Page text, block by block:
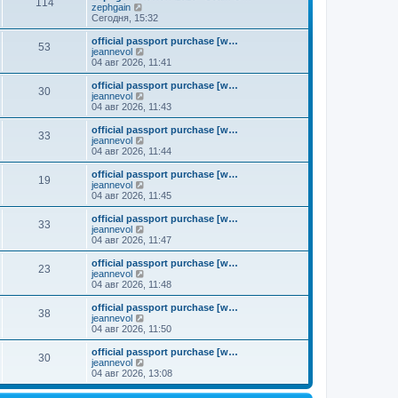
у
с
о
б
щ
е
н
и
н
е
с
о
щ
е
о
с
л
д
н
е
у
с
о
б
щ
е
н
и
114
zephgain
е
р
е
й
и
п
о
с
е
д
н
е
м
у
с
о
о
б
щ
е
н
и
ю
Сегодня, 15:32
53
official passport purchase [w…
jeannevol
е
р
е
й
т
п
о
с
е
н
е
м
с
о
о
щ
е
н
ю
04 авг 2026, 11:41
30
official passport purchase [w…
jeannevol
е
р
е
й
т
п
о
с
е
н
е
м
с
о
о
щ
е
н
ю
04 авг 2026, 11:43
33
official passport purchase [w…
jeannevol
е
р
е
й
т
п
о
с
е
н
е
м
с
о
о
щ
е
н
04 авг 2026, 11:44
19
official passport purchase [w…
jeannevol
е
р
е
й
т
п
о
с
е
н
е
м
с
о
04 авг 2026, 11:45
33
official passport purchase [w…
jeannevol
е
р
е
й
т
п
о
с
е
н
е
04 авг 2026, 11:47
23
official passport purchase [w…
jeannevol
е
р
е
й
т
п
о
с
л
04 авг 2026, 11:48
38
official passport purchase [w…
jeannevol
е
р
е
й
т
к
04 авг 2026, 11:50
30
official passport purchase [w…
jeannevol
е
р
е
04 авг 2026, 13:08